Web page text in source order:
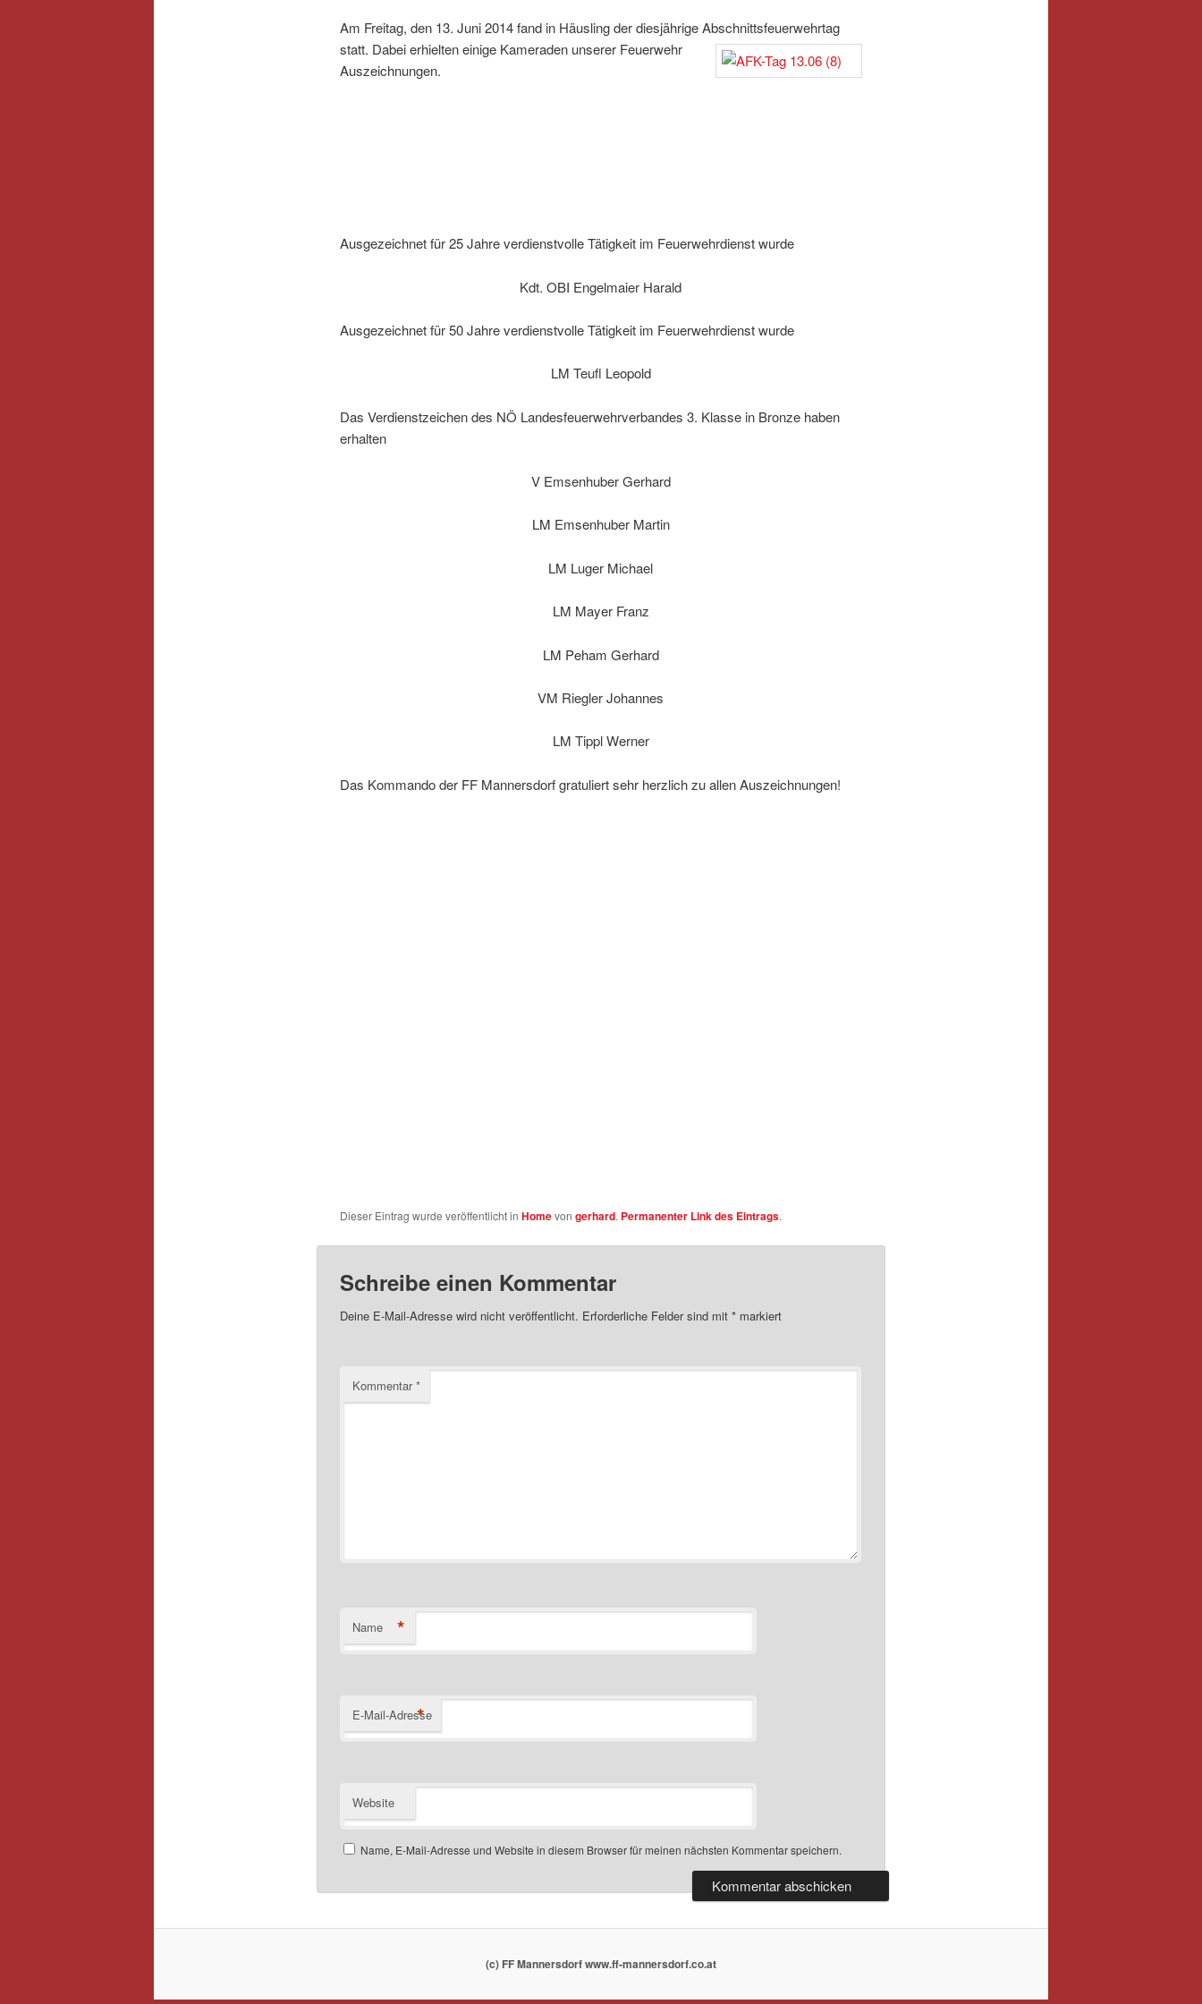
Am Freitag, den 13. Juni 2014 fand in Häusling der diesjährige Abschnittsfeuerwehrtag
statt. Dabei erhielten einige Kameraden unserer Feuerwehr
Auszeichnungen.
Ausgezeichnet für 25 Jahre verdienstvolle Tätigkeit im Feuerwehrdienst wurde
Kdt. OBI Engelmaier Harald
Ausgezeichnet für 50 Jahre verdienstvolle Tätigkeit im Feuerwehrdienst wurde
LM Teufl Leopold
Das Verdienstzeichen des NÖ Landesfeuerwehrverbandes 3. Klasse in Bronze haben
erhalten
V Emsenhuber Gerhard
LM Emsenhuber Martin
LM Luger Michael
LM Mayer Franz
LM Peham Gerhard
VM Riegler Johannes
LM Tippl Werner
Das Kommando der FF Mannersdorf gratuliert sehr herzlich zu allen Auszeichnungen!
Dieser Eintrag wurde veröffentlicht in Homevon gerhard. Permanenter Link des Eintrags.
Schreibe einen Kommentar
Deine E-Mail-Adresse wird nicht veröffentlicht. Erforderliche Felder sind mit *markiert
Kommentar*
Name *
E-Mail-Adresse
*
Website
Name, E-Mail-Adresse und Website in diesem Browser für meinen nächsten Kommentar speichern.
(c) FF Mannersdorf www.ff-mannersdorf.co.at